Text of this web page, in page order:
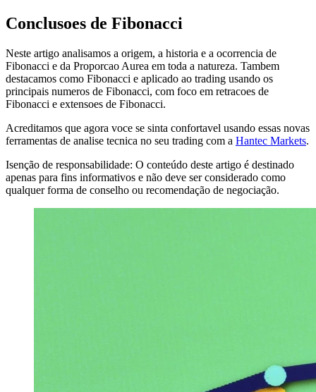
Conclusoes de Fibonacci
Neste artigo analisamos a origem, a historia e a ocorrencia de
Fibonacci e da Proporcao Aurea em toda a natureza. Tambem
destacamos como Fibonacci e aplicado ao trading usando os
principais numeros de Fibonacci, com foco em retracoes de
Fibonacci e extensoes de Fibonacci.
Acreditamos que agora voce se sinta confortavel usando essas novas
ferramentas de analise tecnica no seu trading com a Hantec Markets.
Isenção de responsabilidade: O conteúdo deste artigo é destinado
apenas para fins informativos e não deve ser considerado como
qualquer forma de conselho ou recomendação de negociação.